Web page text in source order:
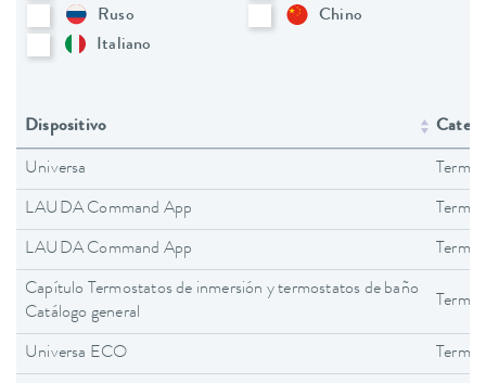
Ruso
Chino
Italiano
Dispositivo
Universa
LAUDA Command App
LAUDA Command App
Capítulo Termostatos de inmersión y termostatos de baño
Catálogo general
Universa ECO